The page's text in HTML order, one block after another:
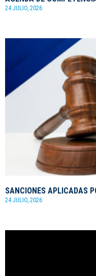
24 JULIO, 2026
SANCIONES APLICADAS
24 JULIO, 2026